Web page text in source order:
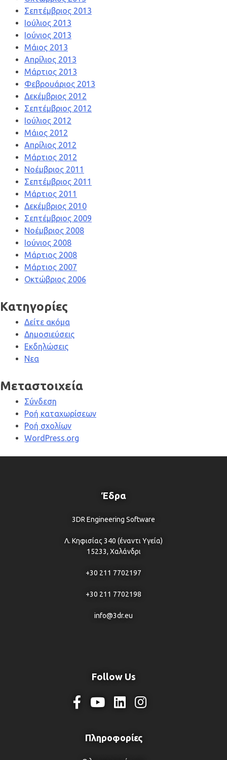
Σεπτέμβριος 2013
Ιούλιος 2013
Ιούνιος 2013
Μάιος 2013
Απρίλιος 2013
Μάρτιος 2013
Φεβρουάριος 2013
Δεκέμβριος 2012
Σεπτέμβριος 2012
Ιούλιος 2012
Μάιος 2012
Απρίλιος 2012
Μάρτιος 2012
Νοέμβριος 2011
Σεπτέμβριος 2011
Μάρτιος 2011
Δεκέμβριος 2010
Σεπτέμβριος 2009
Νοέμβριος 2008
Ιούνιος 2008
Μάρτιος 2008
Μάρτιος 2007
Οκτώβριος 2006
Kατηγορίες
Δείτε ακόμα
Δημοσιεύσεις
Εκδηλώσεις
Νεα
Μεταστοιχεία
Σύνδεση
Ροή καταχωρίσεων
Ροή σχολίων
WordPress.org
Έδρα
3DR Engineering Software
Λ. Κηφισίας 340 (έναντι Υγεία)
15233, Χαλάνδρι
+30 211 7702197
+30 211 7702198
info@3dr.eu
Follow Us